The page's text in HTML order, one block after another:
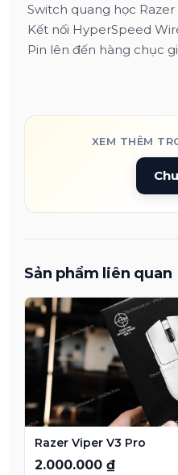
Switch quang học
Kết nối HyperSpeed
Pin lên đến hàng chục
XEM THÊM
Sản phẩm liên quan
Razer Viper V3 Pro
2.000.000 ₫